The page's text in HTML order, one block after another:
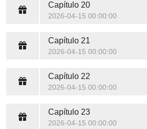
Capítulo 20
2026-04-15 00:00:00
Capítulo 21
2026-04-15 00:00:00
Capítulo 22
2026-04-15 00:00:00
Capítulo 23
2026-04-15 00:00:00